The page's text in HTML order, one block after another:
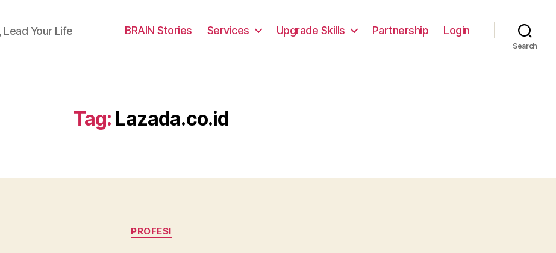
Lead Your Life BRAIN Stories Services Upgrade Skills Partnership Login
Search
Tag: Lazada.co.id
Categories
PROFESI